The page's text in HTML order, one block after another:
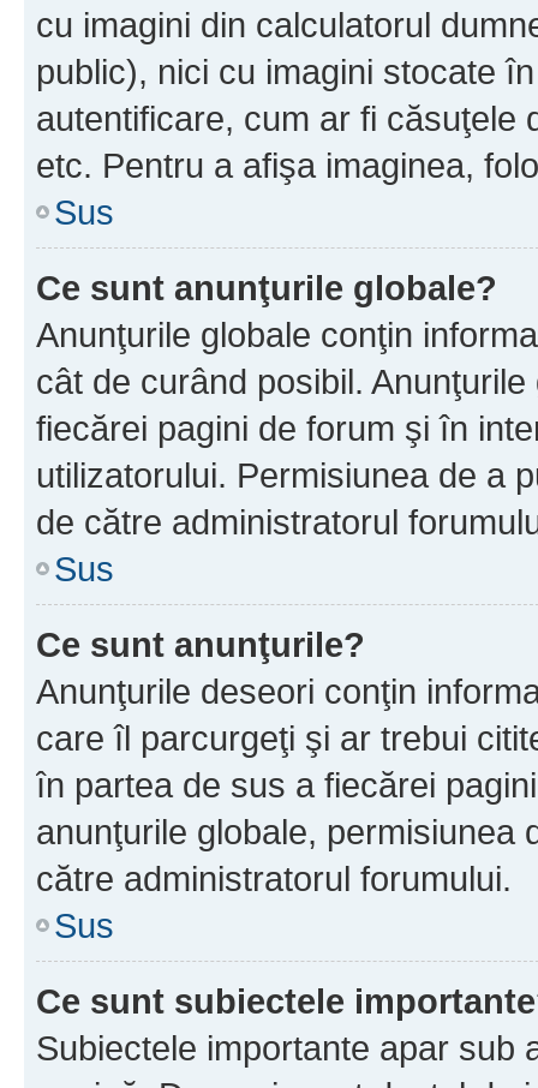
cu imagini din calculatorul
public), nici cu imagini stocate
autentificare, cum ar fi căsuţele
etc. Pentru a afişa imaginea,
Sus
Ce sunt anunţurile globale?
Anunţurile globale conţin
cât de curând posibil.
fiecărei pagini de forum şi în
utilizatorului. Permisiunea de a
de către administratorul
Sus
Ce sunt anunţurile?
Anunţurile deseori conţin
care îl parcurgeţi şi ar trebui
în partea de sus a fiecărei
anunţurile globale, permisiunea
către administratorul forumului.
Sus
Ce sunt subiectele
Subiectele importante apar sub